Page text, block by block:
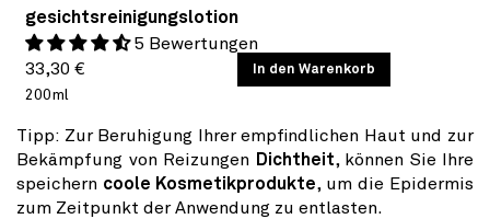
gesichtsreinigungslotion
5 Bewertungen
Normaler
Preis
33,30 €
GRUNDPREIS
/
200ml
In den Warenkorb
Tipp: Zur Beruhigung Ihrer empfindlichen Haut und zur
Bekämpfung von Reizungen Dichtheit, können Sie Ihre
speichern coole Kosmetikprodukte, um die Epidermis
zum Zeitpunkt der Anwendung zu entlasten.